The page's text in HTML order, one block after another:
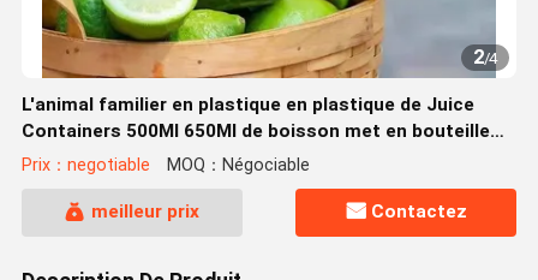
2/4
L'animal familier en plastique en plastique de Juice
Containers 500Ml 650Ml de boisson met en bouteille
avec le couvercle en aluminium
Prix：negotiable MOQ：Négociable
meilleur prix Contactez